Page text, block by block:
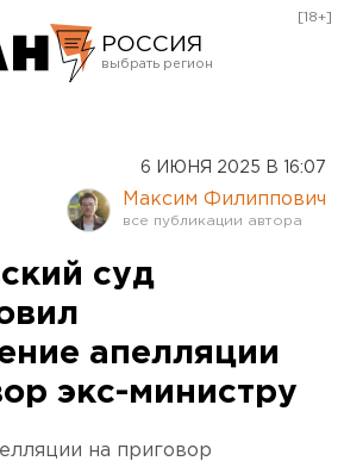
РОССИЯ
Оренбург
[18+]
6 ИЮНЯ 2025 В 16:07
Максим Филиппович
суд
апелляции
экс-министру
на приговор